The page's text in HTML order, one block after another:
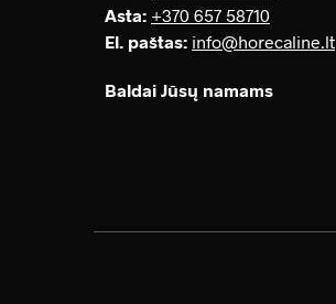
Asta: +370 657 58710
El. paštas: info@horecaline.lt
Baldai Jūsų namams